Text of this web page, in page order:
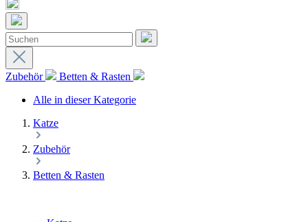
Zubehör
Betten & Rasten
Alle in dieser Kategorie
Katze
Zubehör
Betten & Rasten